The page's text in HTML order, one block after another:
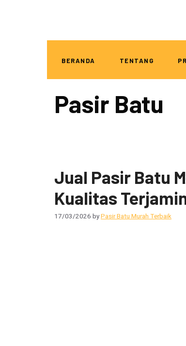
BERANDA TENTANG
Pasir Batu
Jual Pasir Batu
Kualitas
17/03/2026 byPasir Batu Murah Terbaik